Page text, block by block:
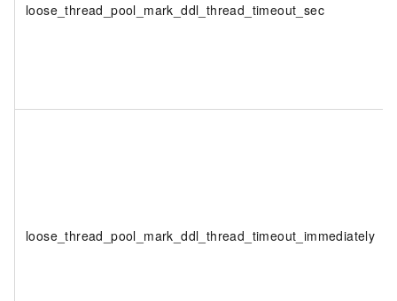
loose_thread_pool_mark_ddl_thread_timeout_sec
loose_thread_pool_mark_ddl_thread_timeout_immediately